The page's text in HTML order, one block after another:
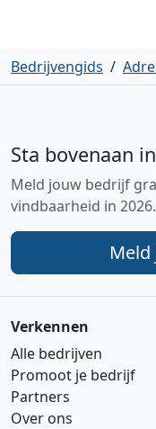
Bedrijvengids /
Sta bovenaan
Meld jouw bedrijf
vindbaarheid in 2026.
Verkennen
Alle bedrijven
Promoot je bedrijf
Partners
Over ons